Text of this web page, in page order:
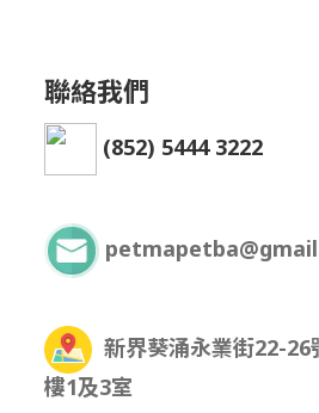
聯絡我們
(852) 5444 3222
新界葵涌永業街22-26
樓1及3室